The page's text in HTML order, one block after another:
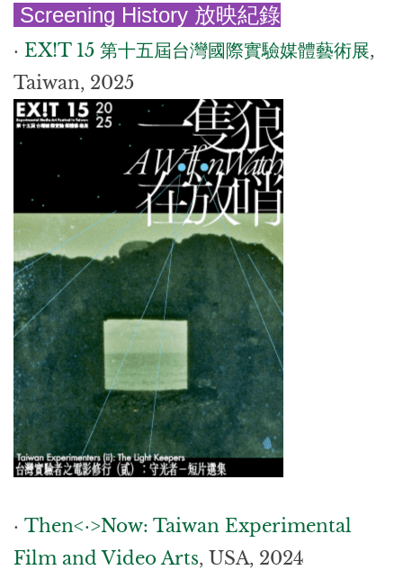
Screening History 放映紀錄
· EX!T 15 第十五屆台灣國際實驗媒體藝術展,
Taiwan, 2025
· Then<·>Now: Taiwan Experimental
Film and Video Arts, USA, 2024